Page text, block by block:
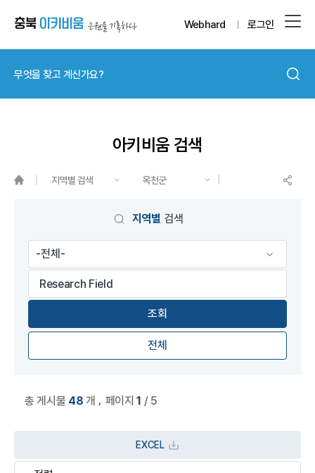
Webhard 로그인
아키비움 검색
지역별 검색 옥천군
지역별 검색
전체
총 게시물 48 개 페이지1 / 5
EXCEL